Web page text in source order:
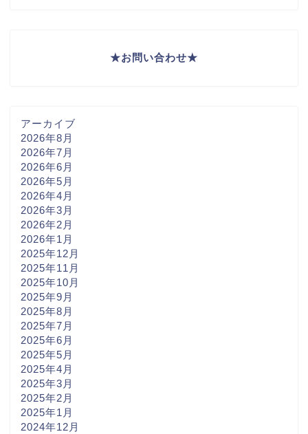
★お問い合わせ★
アーカイブ
2026年8月
2026年7月
2026年6月
2026年5月
2026年4月
2026年3月
2026年2月
2026年1月
2025年12月
2025年11月
2025年10月
2025年9月
2025年8月
2025年7月
2025年6月
2025年5月
2025年4月
2025年3月
2025年2月
2025年1月
2024年12月